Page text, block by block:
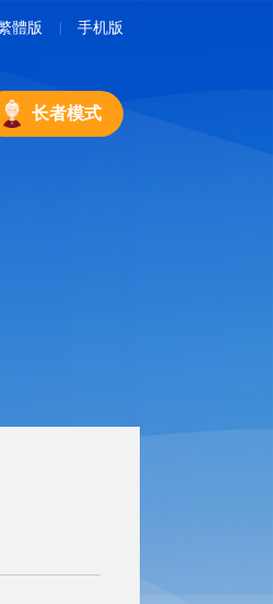
體版 手机版
长者模式